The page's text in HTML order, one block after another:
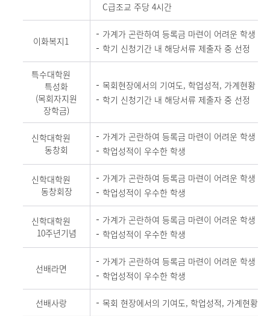
C급조교 주당 4시간
이화복지1
가계가 곤란하여 등록금 마련이 어려운 학생
학기 신청기간 내 해당서류 제출자 중 선정
특수대학원
특성화
(목회자지원
장학금)
목회현장에서의 기여도, 학업성적, 가계현황
학기 신청기간 내 해당서류 제출자 중 선정
신학대학원
동창회
가계가 곤란하여 등록금 마련이 어려운 학생
학업성적이 우수한 학생
신학대학원
동창회장
가계가 곤란하여 등록금 마련이 어려운 학생
학업성적이 우수한 학생
신학대학원
10주년기념
가계가 곤란하여 등록금 마련이 어려운 학생
학업성적이 우수한 학생
선배라면
가계가 곤란하여 등록금 마련이 어려운 학생
학업성적이 우수한 학생
선배사랑 목회 현장에서의 기여도, 학업성적, 가계현황